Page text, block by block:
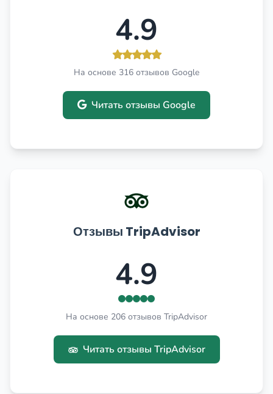
4.9
На основе 316 отзывов Google
Читать отзывы Google
Отзывы TripAdvisor
4.9
На основе 206 отзывов TripAdvisor
Читать отзывы TripAdvisor